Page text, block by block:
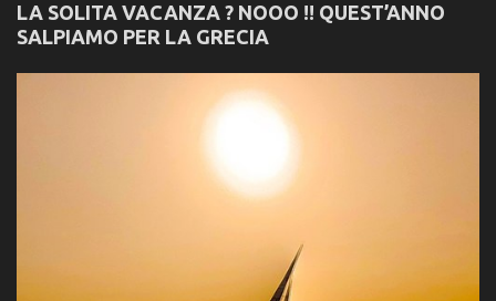
LA SOLITA VACANZA ? NOOO !! QUEST’ANNO
SALPIAMO PER LA GRECIA